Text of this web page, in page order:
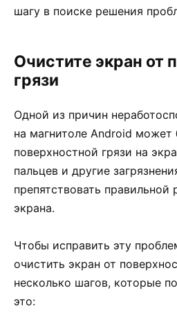
шагу в поиске решения
Очистите экран от
грязи
Одной из причин
на магнитоле Android может
поверхностной грязи на
пальцев и другие
препятствовать правильной
экрана.
Чтобы исправить эту
очистить экран от
несколько шагов, которые
это: